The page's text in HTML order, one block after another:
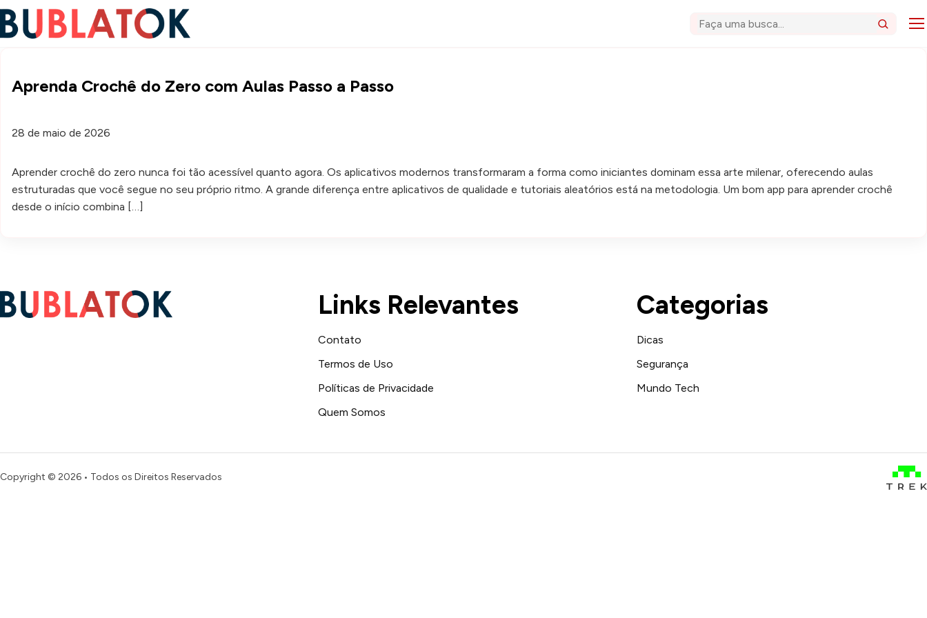
Buscar
Aprenda Crochê do Zero com Aulas Passo a Passo
28 de maio de 2026
Aprender crochê do zero nunca foi tão acessível quanto agora. Os aplicativos modernos transformaram a forma como iniciantes dominam essa arte milenar, oferecendo aulas
estruturadas que você segue no seu próprio ritmo. A grande diferença entre aplicativos de qualidade e tutoriais aleatórios está na metodologia. Um bom app para aprender crochê
desde o início combina […]
Links Relevantes
Contato
Termos de Uso
Políticas de Privacidade
Quem Somos
Categorias
Dicas
Segurança
Mundo Tech
Copyright © 2026 • Todos os Direitos Reservados